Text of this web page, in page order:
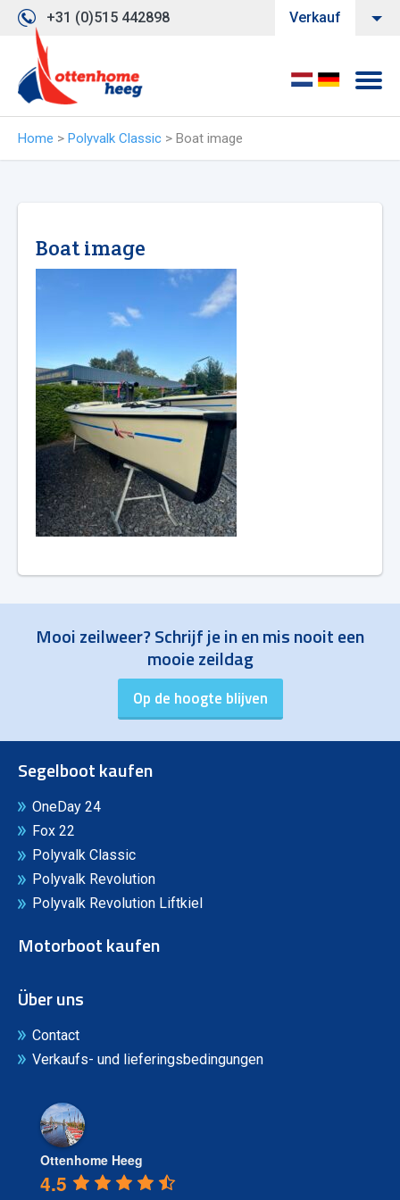
+31 (0)515 442898 Verkauf
Home > Polyvalk Classic > Boat image
Boat image
Mooi zeilweer? Schrijf je in en mis nooit een
mooie zeildag
Segelboot kaufen
OneDay 24
Fox 22
Polyvalk Classic
Polyvalk Revolution
Polyvalk Revolution Liftkiel
Motorboot kaufen
Über uns
Contact
Verkaufs- und lieferingsbedingungen
Ottenhome Heeg
4.5